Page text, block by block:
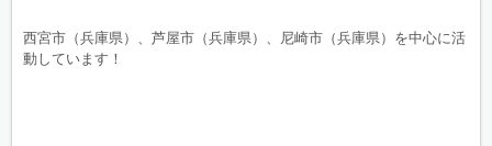
西宮市（兵庫県）、芦屋市（兵庫県）、尼崎市（兵庫県）を中心に活
動しています！